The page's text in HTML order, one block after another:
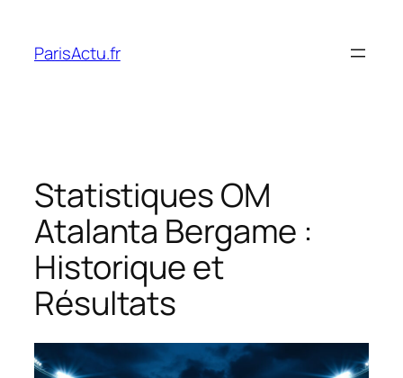
content
ParisActu.fr
Statistiques OM
Atalanta Bergame :
Historique et
Résultats